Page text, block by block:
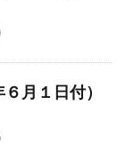
月１日付）